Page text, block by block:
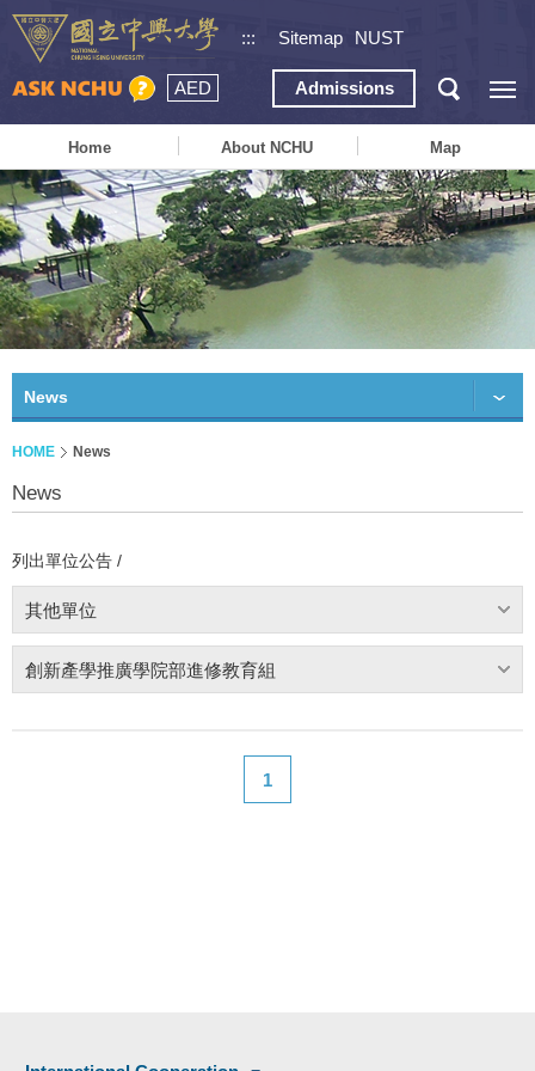
::: Sitemap NUST
AED Admissions
Home About NCHU Map
News
HOME News
News
列出單位公告 /
其他單位
創新產學推廣學院部進修教育組
1